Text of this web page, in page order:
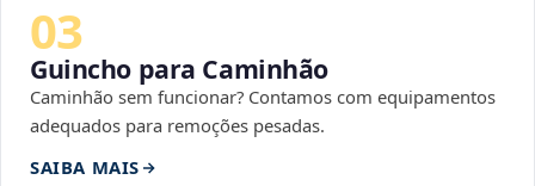
03
Guincho para Caminhão
Caminhão sem funcionar? Contamos com equipamentos
adequados para remoções pesadas.
SAIBA MAIS